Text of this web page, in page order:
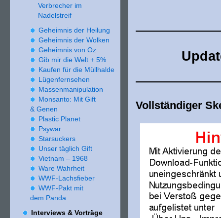
Vollständiger
Verbrecher im
Nadelstreif
Geheimnis der Heilung
Geheimnis der Wolken
Geheimnis von Oz
Gib mir die Welt +5%
Kaufen für die Müllhalde
Lügenfernsehen
Massenmanipulation
Monsanto: Mit Gift
& Genen
Plastic Planet
Psywar
Starsuckers
Unser täglich Gift
Vietnam – 1968
Ware Wahrheit
WWF-Lachsfieber
WWF-Pakt mit
dem Panda
Interviews & Vorträge